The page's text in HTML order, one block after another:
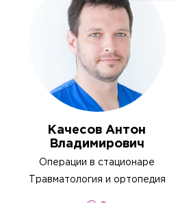
Качесов Антон
Владимирович
Операции в стационаре
Травматология и ортопедия